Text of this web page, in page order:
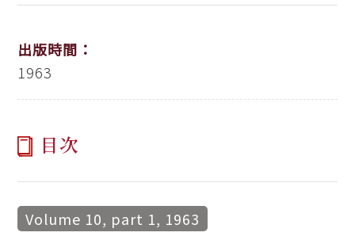
出版時間：
1963
目次
Volume 10, part 1, 1963